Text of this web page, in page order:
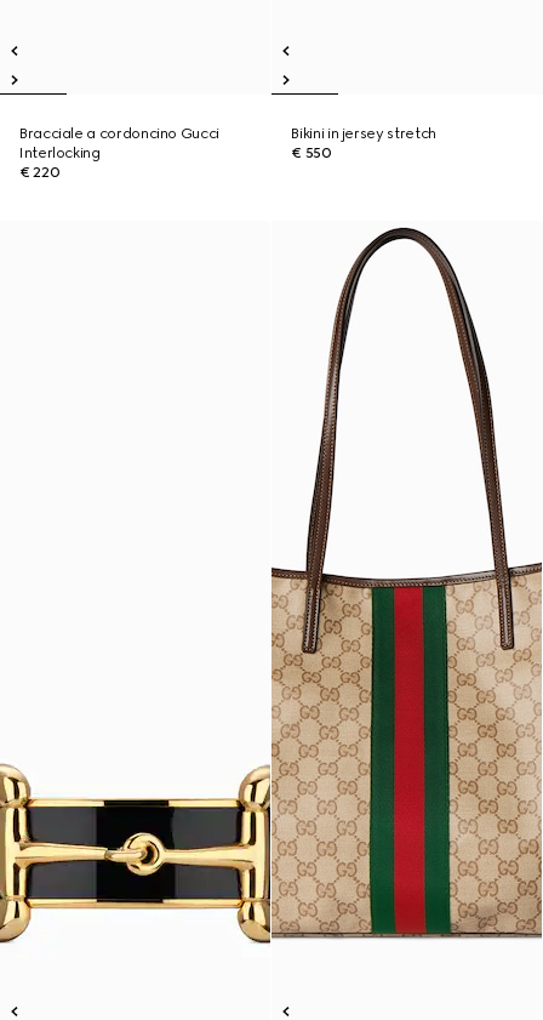
Bracciale a cordoncino Gucci
Interlocking
€ 220
Bikini in jersey stretch
€ 550